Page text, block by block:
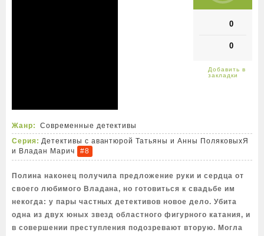
0
0
Жанр:
Современные детективы
Серия: Детективы с авантюрой Татьяны и Анны ПоляковыхЯ
и Владан Марич
#8
Полина наконец получила предложение руки и сердца от
своего любимого Владана, но готовиться к свадьбе им
некогда: у пары частных детективов новое дело. Убита
одна из двух юных звезд областного фигурного катания, и
в совершении преступления подозревают вторую. Могла